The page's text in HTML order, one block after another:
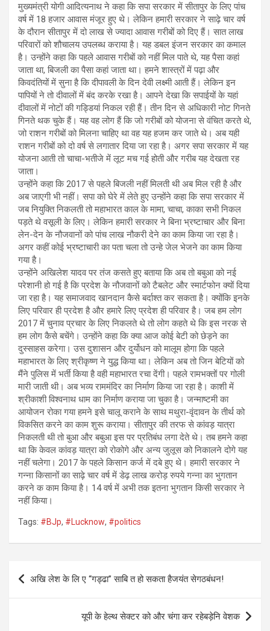
मुख्यमंत्री योगी आदित्यनाथ ने कहा कि सपा सरकार में सीतापुर के लिए पांच
वर्ष में 18 हजार आवास मंजूर हुए थे। लेकिन हमारी सरकार ने साढ़े चार वर्ष
के दौरान सीतापुर में दो लाख से ज्यादा आवास गरीबों को दिए हैं। सात लाख
परिवारों को शौचालय उपलब्ध कराया है। यह डबल इंजन सरकार का कमाल
है। उन्होंने कहा कि पहले आवास गरीबों को नहीं मिल पाते थे, यह पैसा कहां
जाता था, बिजली का पैसा कहां जाता था। हमने शास्त्रों में पढ़ा और
किवदंतियों में सुना है कि दीपावली के दिन देवी लक्ष्मी आती हैं। लेकिन इन
पापियों ने तो दीवालों में बंद करके रखा है। आपने देखा कि सपाईयों के यहां
दीवालों में नोटों की गड्डियां निकल रही हैं। तीन दिन से अधिकारी नोट गिनते
गिनते थक चुके हैं। यह वह लोग हैं कि जो गरीबों को योजना से वंचित करते थे,
जो राशन गरीबों को मिलना चाहिए था वह यह हजम कर जाते थे। अब यही
राशन गरीबों को दो वर्ष से लगातार दिया जा रहा है। अगर सपा सरकार में यह
योजना आती तो चाचा-भतीजे में लूट मच गई होती और गरीब यह देखता रह
जाता।
उन्होंने कहा कि 2017 से पहले बिजली नहीं मिलती थी अब मिल रही है और
अब जाएगी भी नहीं। सपा को घेरे में लेते हुए उन्होंने कहा कि सपा सरकार में
जब नियुक्ति निकलती तो महाभारत काल के मामा, चाचा, काका सभी निकल
पड़ते थे वसूली के लिए। लेकिन हमारी सरकार ने बिना भ्रष्टाचार और बिना
लेन-देन के नौजवानों को पांच लाख नौकरी देने का काम किया जा रहा है।
अगर कहीं कोई भ्रष्टाचारी का पता चला तो उन्हे जेल भेजने का काम किया
गया है।
उन्होंने अखिलेश यादव पर तंज कसते हुए बताया कि अब तो बबुआ को नई
परेशानी हो गई है कि प्रदेश के नौजवानों को टैबलेट और स्मार्टफोन क्यों दिया
जा रहा है। यह समाजवाद खानदान कैसे बर्दाश्त कर सकता है। क्योंकि इनके
लिए परिवार ही प्रदेश है और हमारे लिए प्रदेश ही परिवार है। जब हम लोग
2017 में चुनाव प्रचार के लिए निकलते थे तो लोग कहते थे कि इस नरक से
हम लोग कैसे बचेंगे। उन्होंने कहा कि क्या आज कोई बेटी को छेड़ने का
दुस्साहस करेगा। उस दुशासन और दुर्योधन को मालूम होगा कि पहले
महाभारत के लिए श्रीकृष्ण ने युद्ध किया था। लेकिन अब तो जिन बेटियों को
मैंने पुलिस में भर्ती किया है वही महाभारत रचा देंगी। पहले रामभक्तों पर गोली
मारी जाती थी। अब भव्य राममंदिर का निर्माण किया जा रहा है। काशी में
श्रीकाशी विश्वनाथ धाम का निर्माण कराया जा चुका है। जन्माष्टमी का
आयोजन रोका गया हमने इसे चालू कराने के साथ मथुरा-वृंदावन के तीर्थ को
विकसित करने का काम शुरू कराया। सीतापुर की तरफ से कांवड़ यात्रा
निकलती थी तो बुआ और बबुआ इस पर प्रतिबंध लगा देते थे। तब हमने कहा
था कि केवल कांवड़ यात्रा को रोकोगे और अन्य जुलूस को निकालने दोगे यह
नहीं चलेगा। 2017 के पहले किसान कर्ज में दबे हुए थे। हमारी सरकार ने
गन्ना किसानों का साढ़े चार वर्ष में डेढ़ लाख करोड़ रुपये गन्ना का भुगतान
करने क काम किया है। 14 वर्ष में अभी तक इतना भुगतान किसी सरकार ने
नहीं किया।
Tags: #BJp, #Lucknow, #politics
Post
navigation
अखि लेश के लि ए “गड्ढा” साबि त हो सकता हैजयंत सेगठबंधन!
यूपी के हेल्थ सेक्टर को और चंगा कर रहेबड़ेनि वेशक